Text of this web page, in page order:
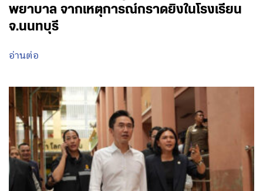
พยาบาล จากเหตุการณ์กราดยิงในโรงเรียน
จ.นนทบุรี
อ่านต่อ